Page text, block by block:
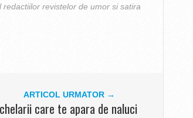
revistelor de umor si satira
ARTICOL URMATOR →
care te apara de naluci